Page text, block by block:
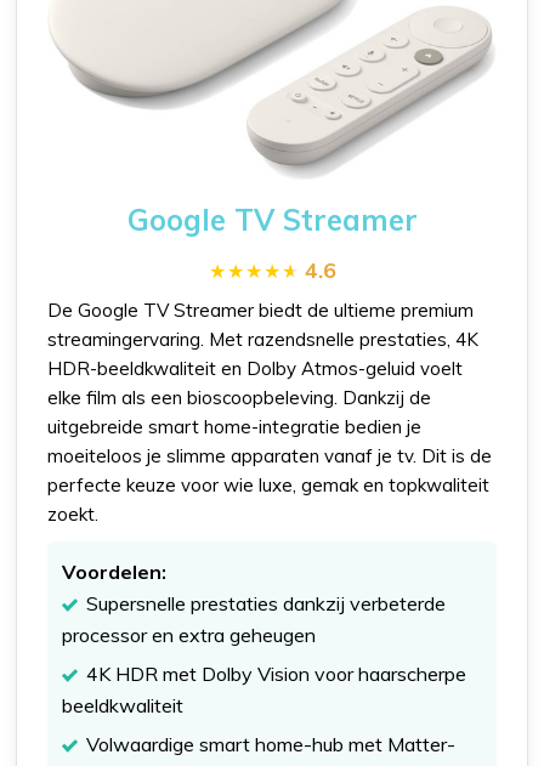
Google TV Streamer
4.6
De Google TV Streamer biedt de ultieme premium
streamingervaring. Met razendsnelle prestaties, 4K
HDR-beeldkwaliteit en Dolby Atmos-geluid voelt
elke film als een bioscoopbeleving. Dankzij de
uitgebreide smart home-integratie bedien je
moeiteloos je slimme apparaten vanaf je tv. Dit is de
perfecte keuze voor wie luxe, gemak en topkwaliteit
zoekt.
Voordelen:
Supersnelle prestaties dankzij verbeterde
processor en extra geheugen
4K HDR met Dolby Vision voor haarscherpe
beeldkwaliteit
Volwaardige smart home-hub met Matter-